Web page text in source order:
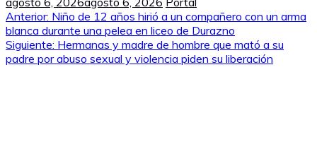
Navegación
de
entradas
Anterior: Niño de 12 años hirió a un compañero con un arma
blanca durante una pelea en liceo de Durazno
Siguiente: Hermanas y madre de hombre que mató a su
padre por abuso sexual y violencia piden su liberación